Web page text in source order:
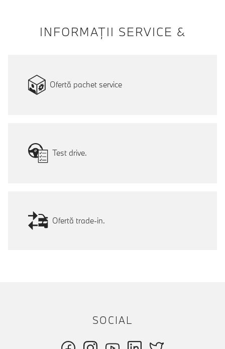
INFORMAŢII SERVICE &
Ofertă pachet service
Test drive.
Ofertă trade-in.
SOCIAL